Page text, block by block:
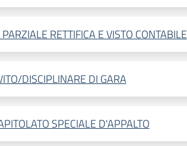
RETTIFICA E VISTO CONTABILE
DISCIPLINARE DI GARA
SPECIALE D'APPALTO